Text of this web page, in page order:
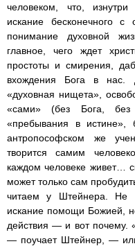
человеком, что,
искание бесконечного
понимание духовной
главное, чего ждет
простоты и смирения,
вхождения Бога в нас.
«духовная нищета»,
«сами» (без Бога, без
«пребывания в истине»,
антропософском же
творится самим
каждом человеке живет…
может только сам
читаем у Штейнера. Не
искание помощи Божией,
действия — и вот почему.
— поучает Штейнер, —